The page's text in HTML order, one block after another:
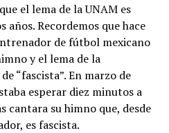
el lema de la UNAM es
Recordemos que hace
de fútbol mexicano
y el lema de la
“fascista”. En marzo de
esperar diez minutos a
cantara su himno que, desde
es fascista.